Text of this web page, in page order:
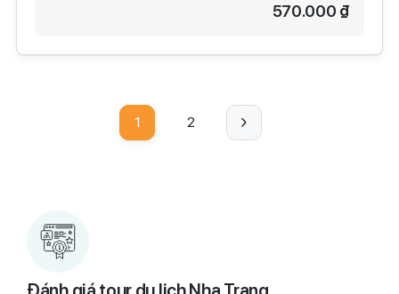
570.000 ₫
1 2